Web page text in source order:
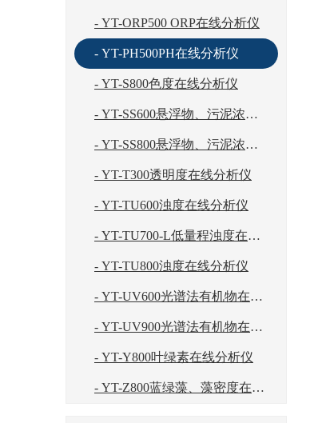
- YT-ORP500 ORP在线分析仪
- YT-PH500PH在线分析仪
- YT-S800色度在线分析仪
- YT-SS600悬浮物、污泥浓度在线分析仪
- YT-SS800悬浮物、污泥浓度在线分析仪
- YT-T300透明度在线分析仪
- YT-TU600浊度在线分析仪
- YT-TU700-L低量程浊度在线分析仪
- YT-TU800浊度在线分析仪
- YT-UV600光谱法有机物在线分析仪
- YT-UV900光谱法有机物在线分析仪
- YT-Y800叶绿素在线分析仪
- YT-Z800蓝绿藻、藻密度在线分析仪